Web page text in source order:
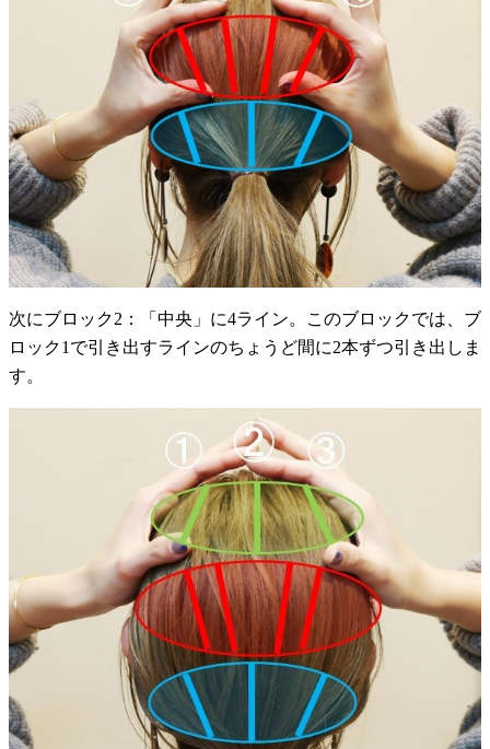
次にブロック2：「中央」に4ライン。このブロックでは、ブ
ロック1で引き出すラインのちょうど間に2本ずつ引き出しま
す。